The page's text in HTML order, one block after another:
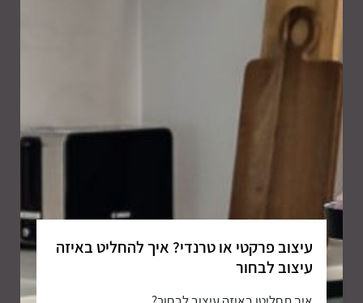
עיצוב פרקטי או טרנדי? איך להחליט באיזה
עיצוב לבחור